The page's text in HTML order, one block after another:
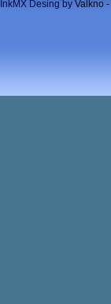
InkMX Desing by Valkno